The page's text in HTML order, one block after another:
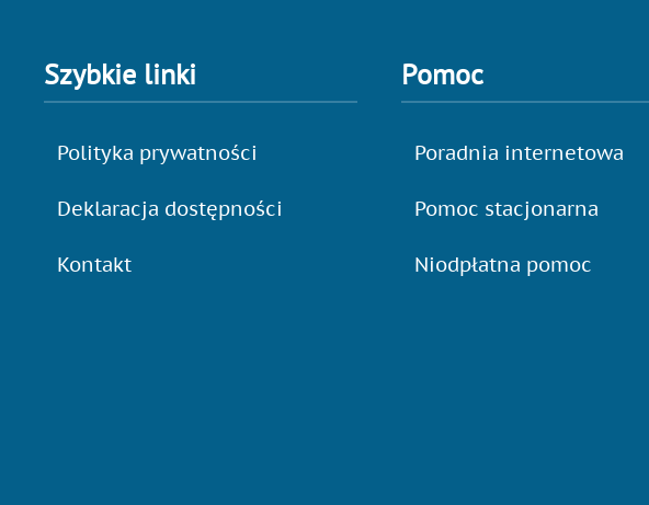
Szybkie linki
Polityka prywatności
Deklaracja dostępności
Kontakt
Pomoc
Poradnia internetowa
Pomoc stacjonarna
Niodpłatna pomoc